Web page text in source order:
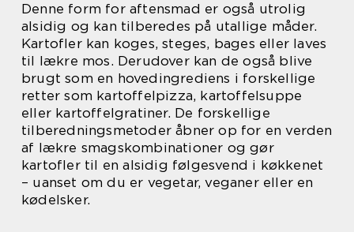
Denne form for aftensmad er også utrolig
alsidig og kan tilberedes på utallige måder.
Kartofler kan koges, steges, bages eller laves
til lækre mos. Derudover kan de også blive
brugt som en hovedingrediens i forskellige
retter som kartoffelpizza, kartoffelsuppe
eller kartoffelgratiner. De forskellige
tilberedningsmetoder åbner op for en verden
af lækre smagskombinationer og gør
kartofler til en alsidig følgesvend i køkkenet
– uanset om du er vegetar, veganer eller en
kødelsker.